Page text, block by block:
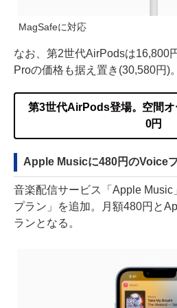
MagSafeに対応
なお、第2世代AirPodsは16,800
Proの価格も据え置き(30,580円)。
第3世代AirPods登場。空間
0円
Apple Musicに480円のVoice
音楽配信サービス「Apple Music
プラン」を追加。月額480円と
ランとなる。